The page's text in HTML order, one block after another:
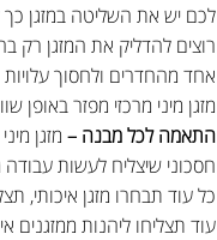
לכם יש את השליטה במזגן
רוצים להדליק את המזגן רק
אחד מהחדרים ולחסוך
מזגן מיני מרכזי מפזר באופן
התאמה לכל מבנה – מזגן
חסכוני שיצליח לעשות
כל עוד תבחרו מזגן איכותי,
עוד תצליחו ליהנות